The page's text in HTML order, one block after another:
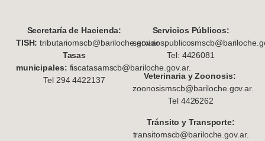
Secretaría de Hacienda:
TISH: tributariomscb@bariloche.gov.ar
Tasas
municipales: fiscatasamscb@bariloche.gov.ar.
Tel 294 4422137
Servicios Públicos:
Tel: 4426081
Veterinaria y Zoonosis:
zoonosismscb@bariloche.gov.ar.
Tel 4426262
Tránsito y Transporte:
transitomscb@bariloche.gov.ar.